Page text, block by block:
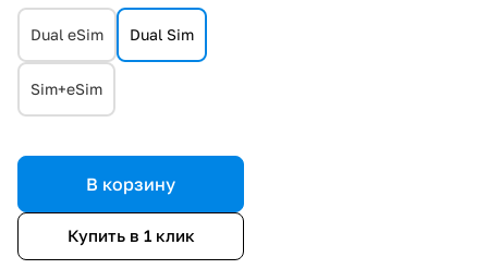
Dual eSim Dual Sim
Sim+eSim
В корзину
Купить в 1 клик